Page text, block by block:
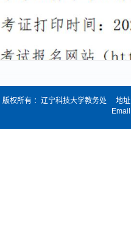
版权所有 ：辽宁科技大学教务处 地